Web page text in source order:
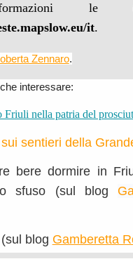
le
it.
Zennaro.
interessare:
Friuli nella patria del
sentieri della
bere dormire in
sfuso (sul blog
blog Gamberetta